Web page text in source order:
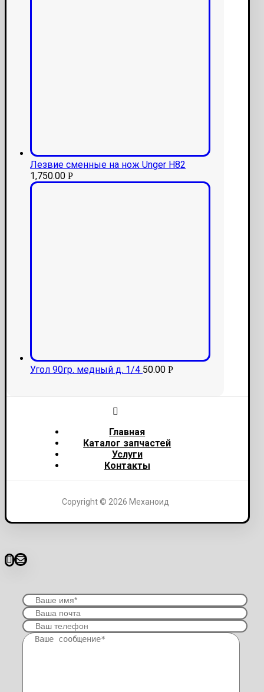
Лезвие сменные на нож Unger H82
1,750.00 Р
Угол 90гр. медный д. 1/4 50.00 Р
Главная
Каталог запчастей
Услуги
Контакты
Copyright © 2026 Механоид